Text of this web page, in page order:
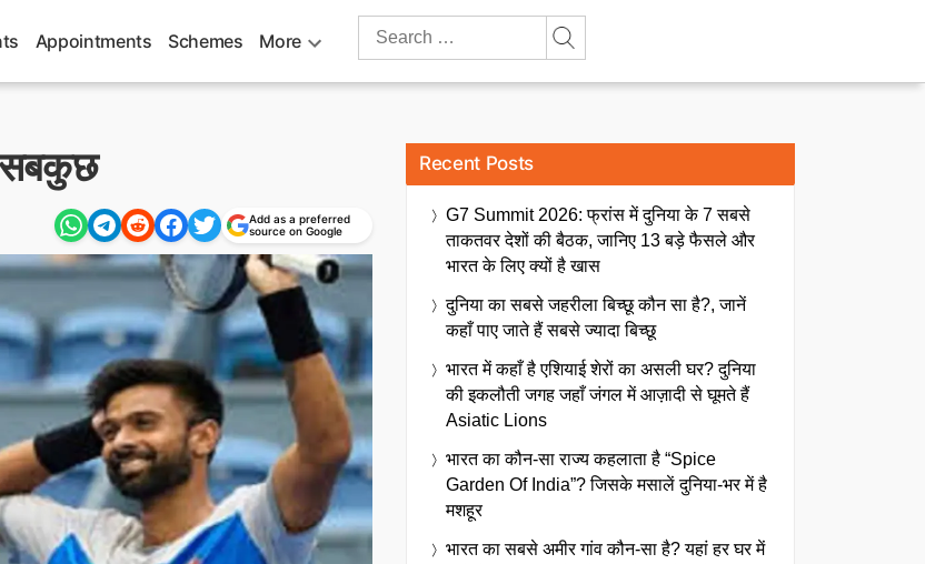
Appointments Schemes More
Search
सबकुछ
Add as a preferred
source on Google
Recent Posts
G7 Summit 2026: फ्रांस में दुनिया के 7 सबसे
ताकतवर देशों की बैठक, जानिए 13 बड़े फैसले और
भारत के लिए क्यों है खास
दुनिया का सबसे जहरीला बिच्छू कौन सा है?, जानें
कहाँ पाए जाते हैं सबसे ज्यादा बिच्छू
भारत में कहाँ है एशियाई शेरों का असली घर? दुनिया
की इकलौती जगह जहाँ जंगल में आज़ादी से घूमते हैं
Asiatic Lions
भारत का कौन-सा राज्य कहलाता है “Spice
Garden Of India”? जिसके मसालें दुनिया-भर में है
मशहूर
भारत का सबसे अमीर गांव कौन-सा है? यहां हर घर में